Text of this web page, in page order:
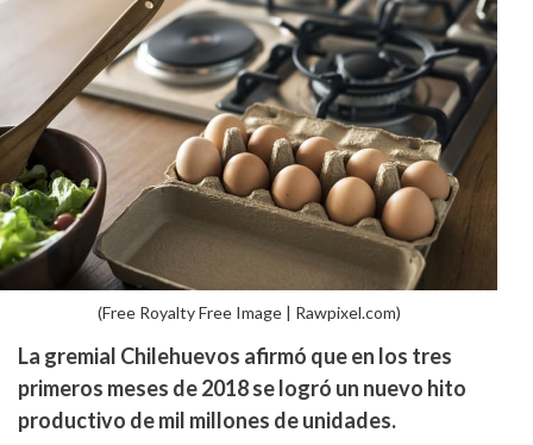
(Free Royalty Free Image | Rawpixel.com)
La gremial Chilehuevos afirmó que en los tres
primeros meses de 2018 se logró un nuevo hito
productivo de mil millones de unidades.